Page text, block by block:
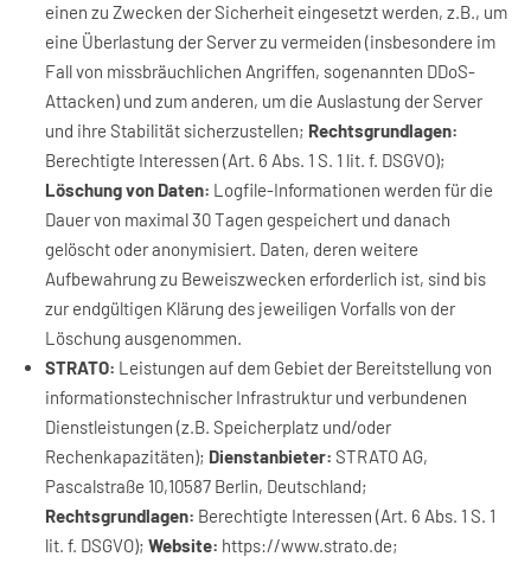
einen zu Zwecken der Sicherheit eingesetzt werden, z.B., um
eine Überlastung der Server zu vermeiden (insbesondere im
Fall von missbräuchlichen Angriffen, sogenannten DDoS-
Attacken) und zum anderen, um die Auslastung der Server
und ihre Stabilität sicherzustellen; Rechtsgrundlagen:
Berechtigte Interessen (Art. 6 Abs. 1 S. 1 lit. f. DSGVO);
Löschung von Daten: Logfile-Informationen werden für die
Dauer von maximal 30 Tagen gespeichert und danach
gelöscht oder anonymisiert. Daten, deren weitere
Aufbewahrung zu Beweiszwecken erforderlich ist, sind bis
zur endgültigen Klärung des jeweiligen Vorfalls von der
Löschung ausgenommen.
STRATO: Leistungen auf dem Gebiet der Bereitstellung von
informationstechnischer Infrastruktur und verbundenen
Dienstleistungen (z.B. Speicherplatz und/oder
Rechenkapazitäten); Dienstanbieter: STRATO AG,
Pascalstraße 10,10587 Berlin, Deutschland;
Rechtsgrundlagen: Berechtigte Interessen (Art. 6 Abs. 1 S. 1
lit. f. DSGVO); Website: https://www.strato.de;